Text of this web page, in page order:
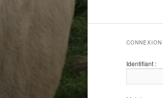
CONNEXION
Identifiant :